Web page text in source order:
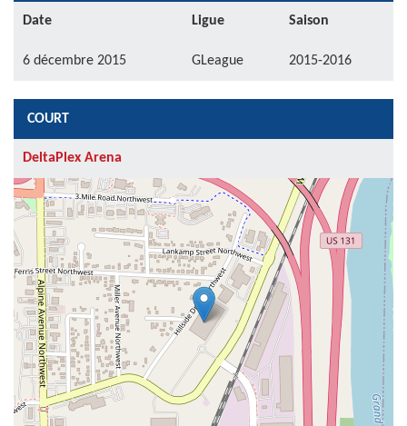
Date Ligue Saison
6 décembre 2015 GLeague 2015-2016
COURT
DeltaPlex Arena